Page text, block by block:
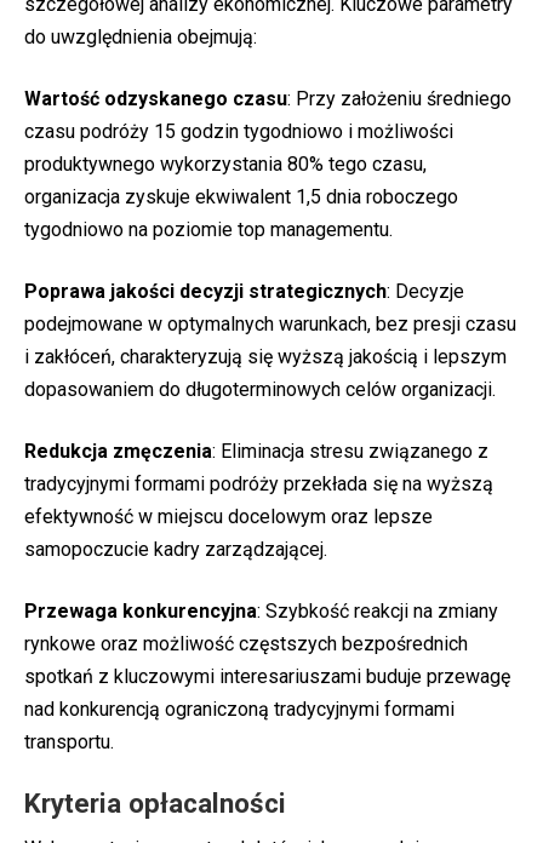
do uwzględnienia obejmują:
Wartość odzyskanego czasu: Przy założeniu średniego
czasu podróży 15 godzin tygodniowo i możliwości
produktywnego wykorzystania 80% tego czasu,
organizacja zyskuje ekwiwalent 1,5 dnia roboczego
tygodniowo na poziomie top managementu.
Poprawa jakości decyzji strategicznych: Decyzje
podejmowane w optymalnych warunkach, bez presji czasu
i zakłóceń, charakteryzują się wyższą jakością i lepszym
dopasowaniem do długoterminowych celów organizacji.
Redukcja zmęczenia: Eliminacja stresu związanego z
tradycyjnymi formami podróży przekłada się na wyższą
efektywność w miejscu docelowym oraz lepsze
samopoczucie kadry zarządzającej.
Przewaga konkurencyjna: Szybkość reakcji na zmiany
rynkowe oraz możliwość częstszych bezpośrednich
spotkań z kluczowymi interesariuszami buduje przewagę
nad konkurencją ograniczoną tradycyjnymi formami
transportu.
Kryteria opłacalności